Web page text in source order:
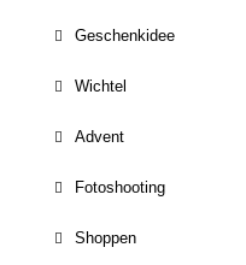
Geschenkidee
Wichtel
Advent
Fotoshooting
Shoppen